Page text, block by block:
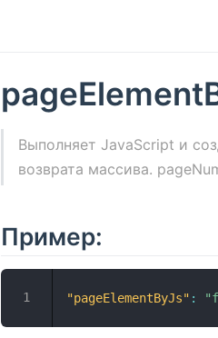
Выполняет JavaScript и
возврата массива.
Пример:
"pageElementByJs" :